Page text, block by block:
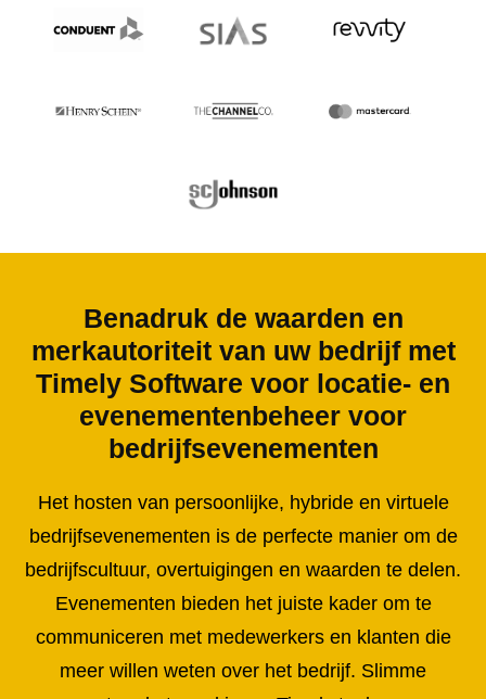
Benadruk de waarden en
merkautoriteit van uw bedrijf met
Timely Software voor locatie- en
evenementenbeheer voor
bedrijfsevenementen
Het hosten van persoonlijke, hybride en virtuele
bedrijfsevenementen is de perfecte manier om de
bedrijfscultuur, overtuigingen en waarden te delen.
Evenementen bieden het juiste kader om te
communiceren met medewerkers en klanten die
meer willen weten over het bedrijf. Slimme